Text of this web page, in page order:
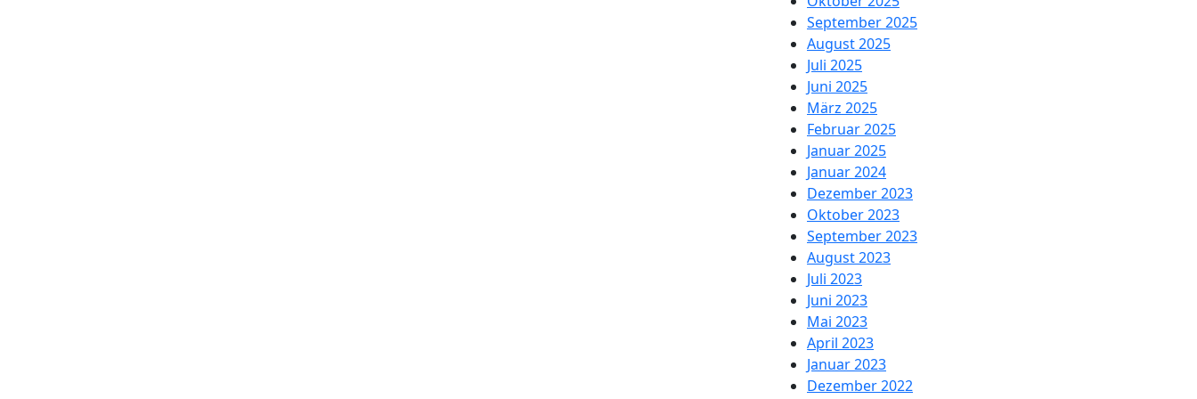
September 2025
August 2025
Juli 2025
Juni 2025
März 2025
Februar 2025
Januar 2025
Januar 2024
Dezember 2023
Oktober 2023
September 2023
August 2023
Juli 2023
Juni 2023
Mai 2023
April 2023
Januar 2023
Dezember 2022